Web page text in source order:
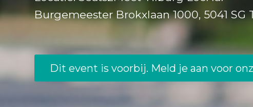
Burgemeester Brokxlaan 1000, 5041 SG
Dit event is voorbij. Meld je aan voor